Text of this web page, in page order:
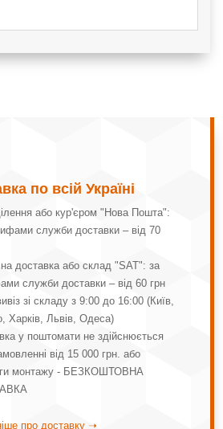
по всій Україні
або кур'єром "Нова Пошта":
служби доставки – від 70
доставка або склад "SAT": за
служби доставки – від 60 грн
зі складу з 9:00 до 16:00 (Київ,
Харків, Львів, Одеса)
у поштомати не здійснюється
від 15 000 грн. або
монтажу - БЕЗКОШТОВНА
про доставку ➝